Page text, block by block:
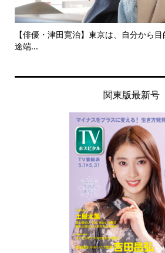
【俳優・津田寛治】東京は、自分から目
途端...
関東版最新号